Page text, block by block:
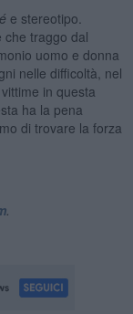
e stereotipo.
che traggo dal
uomo e donna
nelle difficoltà, nel
in questa
ha la pena
di trovare la forza
.